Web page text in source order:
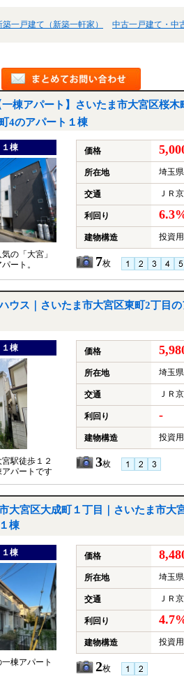
築一戸建て（新築一軒家） 中古一戸建て・中
一棟アパート】さいたま市大宮区桜
4のアパート１棟
棟
の「大宮」
ート。
価格
所在地 埼玉
交通 ＪＲ
利回り
建物構造 投資
7枚
ウス｜さいたま市大宮区東町2丁目
棟
駅徒歩１２
パートです
価格
所在地 埼玉
交通 ＪＲ
利回り -
建物構造 投資
3枚
大宮区大成町１丁目｜さいたま市大
棟
棟
棟アパート
価格
所在地 埼玉
交通 ＪＲ
利回り
建物構造 投資
2枚